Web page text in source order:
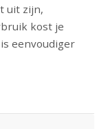
uit zijn,
kost je
eenvoudiger